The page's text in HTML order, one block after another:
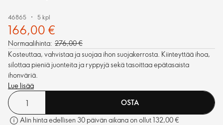
46865 5 kpl
166,00 €
Normaalihinta: 276,00 €
Kosteuttaa, vahvistaa ja suojaa ihon suojakerrosta. Kiinteyttää ihoa,
silottaa pieniä juonteita ja ryppyjä sekä tasoittaa epätasaista
ihonväriä.
Lue lisää
OSTA
Alin hinta edellisen 30 päivän aikana on ollut 132,00 €